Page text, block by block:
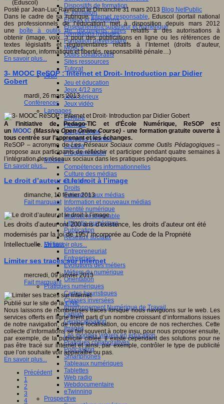
Dispositifs de formation
E- formation
Enjeux et évolutions
Enseignement supérieur et numérique
Formations hybrides
Formation universitaire
Mooc’s
Outils collaboratifs
Sites ressources
Tutorat
Jeux
Jeu et éducation
Jeux 4/12 ans
Jeux sérieux
Jeux vidéo
Langages
Ecriture
Humour
Langue orale
Langues vivantes
Lecture
Programmation
Médias
Compétences informationnelles
Culture des médias
Curation
Droits
Education aux médias
Information et nouveaux médias
Identité numérique
Internet responsable
Littératie numérique
Publication
Réseaux sociaux
Métiers
Entrepreneuriat
Entreprises
Evolutions des métiers
Métiers du numérique
Orientation
Pratiques numériques
Cartes heuristiques
Classes inversées
Environnement Numérique de Travail
Fablab
Géolocalisation
Images
Les mondes virtuels en éducation
Pratiques collaboratives
Podcasting
Smartphones
Tableaux numériques
Tablettes
Web radio
Webdocumentaire
eTwinning
Prospective
Posté par Jean-Luc Raymond le Dimanche 31 mars 2013 Blog NetPublic
Dans le cadre de sa rubriqueInternet responsable, Eduscol (portail national
des professionnels de l’éducation) met à disposition depuis mars 2012
une
boîte à outils de documents utilesrelatifs à des autorisations à
obtenir (image, voix…) pour des publications en ligne ou les références de
textes législatifs et réglementaires relatifs à l’Internet (droits d’auteur,
contrefaçon, informatique et libertés, responsabilité pénale…)
En savoir plus...
3- MOOC ReSOP : Internet et Droit- Introduction par Didier
Gobert
mardi, 26 mars 2013
Conférences
A l’initiative de Pedago-TIC et d’École Numérique, ReSOP est
un MOOC (Massive Open Online Course) - une formation gratuite ouverte à
tous centrée sur l’apprenant et les échanges.
ReSOP – acronyme deLes Réseaux Sociaux comme Outils Pédagogiques–
propose aux participants de réfléchir et participer pendant quatre semaines à
l’intégration des réseaux sociaux dans les pratiques pédagogiques.
En savoir plus...
Le droit d’auteur et le droit à l’image
dimanche, 10 février 2013
Fait marquant
Les droits d’auteur ont 200 ans d’existence, les droits d’auteur ont été
modernisés par la loi de 1957 incorporée au Code de la Propriété
Intellectuelle. En savoir plus...
Limiter ses traces sur internet
mercredi, 09 janvier 2013
Fait marquant
Publié sur le site de laCNIL
Nous laissons de nombreuses traces lorsque nous naviguons sur le web. Les
services offerts en ligne tirent parti d’un nombre croissant d’informations issues
de notre navigation, de notre localisation, ou encore de nos recherches. Cette
collecte d’informations se fait souvent à notre insu, pour nous proposer ensuite,
par exemple, de la publicité ciblée. Il existe cependant des solutions pour ne
pas être tracé sur internet et ainsi, par exemple, contrôler le type de publicité
que l’on souhaite voir apparaître ou pas.
En savoir plus...
Précédent
1
2
3
4